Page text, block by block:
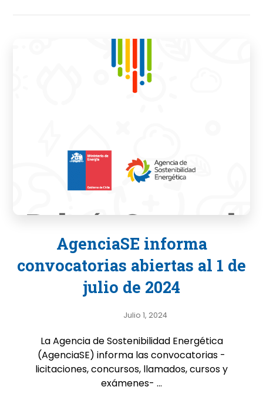
AgenciaSE informa
convocatorias abiertas al 1 de
julio de 2024
Julio 1, 2024
La Agencia de Sostenibilidad Energética
(AgenciaSE) informa las convocatorias -
licitaciones, concursos, llamados, cursos y
exámenes- ...